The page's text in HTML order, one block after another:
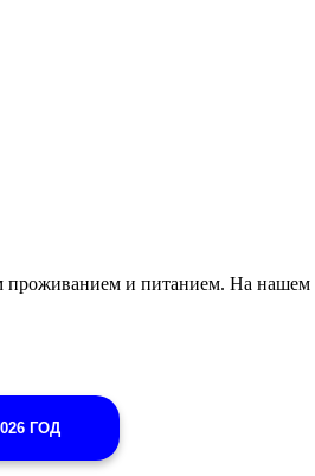
и питанием. На нашем
ГОД